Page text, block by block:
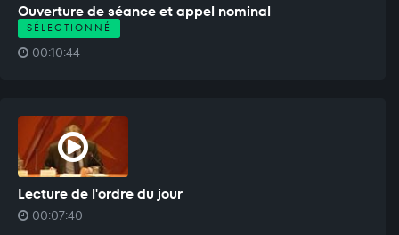
Ouverture de séance et appel nominal
SÉLECTIONNÉ
00:10:44
Lecture de l'ordre du jour
00:07:40